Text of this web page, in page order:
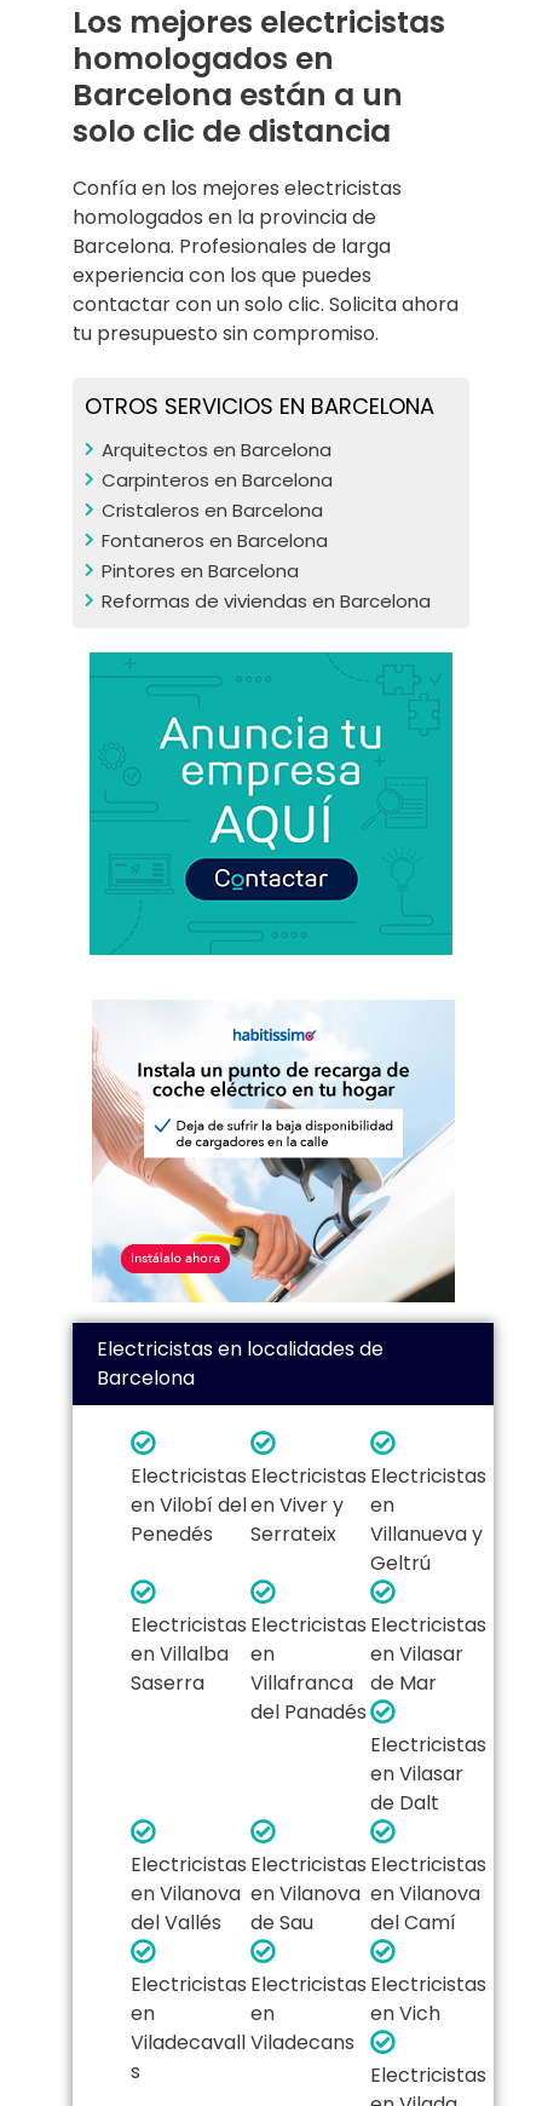
Los mejores electricistas
homologados en
Barcelona están a un
solo clic de distancia
Confía en los mejores electricistas
homologados en la provincia de
Barcelona. Profesionales de larga
experiencia con los que puedes
contactar con un solo clic. Solicita ahora
tu presupuesto sin compromiso.
OTROS SERVICIOS EN BARCELONA
Arquitectos en Barcelona
Carpinteros en Barcelona
Cristaleros en Barcelona
Fontaneros en Barcelona
Pintores en Barcelona
Reformas de viviendas en Barcelona
Electricistas en localidades de
Barcelona
Electricistas
en Vilobí del
Penedés
Electricistas
en Viver y
Serrateix
Electricistas
en
Villanueva y
Geltrú
Electricistas
en Villalba
Saserra
Electricistas
en
Villafranca
del Panadés
Electricistas
en Vilasar
de Mar
Electricistas
en Vilasar
de Dalt
Electricistas
en Vilanova
del Vallés
Electricistas
en Vilanova
de Sau
Electricistas
en Vilanova
del Camí
Electricistas
en
Viladecavall
s
Electricistas
en
Viladecans
Electricistas
en Vich
Electricistas